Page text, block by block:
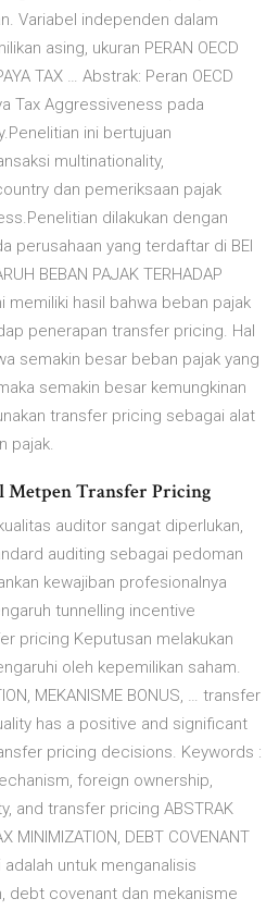
Variabel independen dalam
asing, ukuran PERAN OECD
TAX … Abstrak: Peran OECD
Tax Aggressiveness pada
ini bertujuan
multinationality,
dan pemeriksaan pajak
dilakukan dengan
perusahaan yang terdaftar di BEI
BEBAN PAJAK TERHADAP
memiliki hasil bahwa beban pajak
penerapan transfer pricing. Hal
semakin besar beban pajak yang
semakin besar kemungkinan
transfer pricing sebagai alat
pajak.
Metpen Transfer Pricing
auditor sangat diperlukan,
auditing sebagai pedoman
kewajiban profesionalnya
tunnelling incentive
pricing Keputusan melakukan
oleh kepemilikan saham.
MEKANISME BONUS, … transfer
has a positive and significant
pricing decisions. Keywords :
foreign ownership,
and transfer pricing ABSTRAK
MINIMIZATION, DEBT COVENANT
adalah untuk menganalisis
debt covenant dan mekanisme